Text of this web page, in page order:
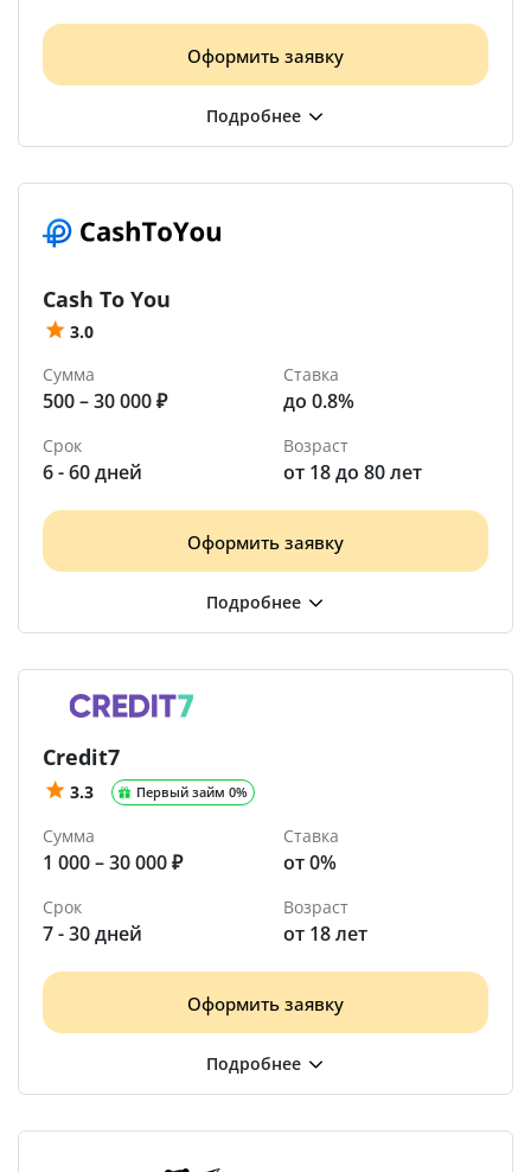
Оформить заявку
Cash To You
3.0
Сумма
500 – 30 000 ₽
Ставка
до 0.8%
Срок
6 - 60 дней
Возраст
от 18 до 80 лет
Оформить заявку
Credit7
3.3 Первый займ 0%
Сумма
1 000 – 30 000 ₽
Ставка
от 0%
Срок
7 - 30 дней
Возраст
от 18 лет
Оформить заявку